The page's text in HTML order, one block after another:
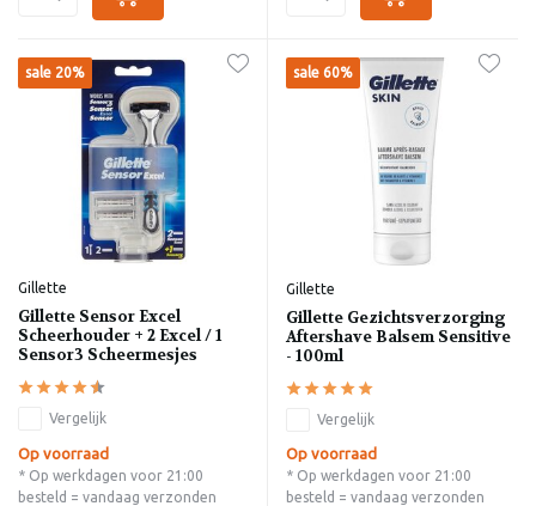
sale 20%
Gillette
Gillette Sensor Excel
Scheerhouder + 2 Excel / 1
Sensor3 Scheermesjes
Vergelijk
Op voorraad
* Op werkdagen voor 21:00
besteld = vandaag verzonden
sale 60%
Gillette
Gillette Gezichtsverzorging
Aftershave Balsem Sensitive
- 100ml
Vergelijk
Op voorraad
* Op werkdagen voor 21:00
besteld = vandaag verzonden